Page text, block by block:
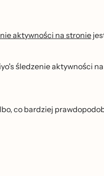
aktywności na stronie
śledzenie aktywności
co bardziej